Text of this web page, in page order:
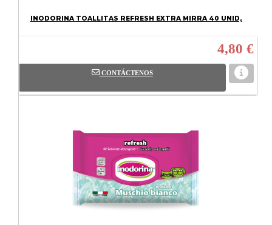
INODORINA TOALLITAS REFRESH EXTRA MIRRA 40 UNID,
4,80 €
CONTÁCTENOS